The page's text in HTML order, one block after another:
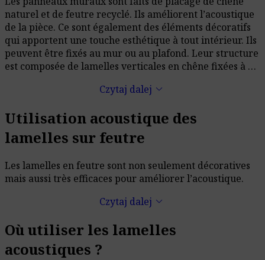
naturel et de feutre recyclé. Ils améliorent l’acoustique
de la pièce. Ce sont également des éléments décoratifs
qui apportent une touche esthétique à tout intérieur. Ils
peuvent être fixés au mur ou au plafond. Leur structure
est composée de lamelles verticales en chêne fixées à un
Czytaj dalej keyboard_arrow_down
Utilisation acoustique des
lamelles sur feutre
Les lamelles en feutre sont non seulement décoratives
mais aussi très efficaces pour améliorer l’acoustique.
Czytaj dalej keyboard_arrow_down
Où utiliser les lamelles
acoustiques ?